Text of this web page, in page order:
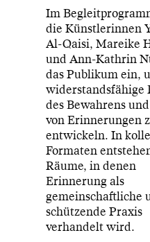
Im
die Künstlerinnen
Al-Qaisi, Mareike
und Ann-Kathrin
das Publikum ein,
widerstandsfähige
des Bewahrens
von Erinnerungen
entwickeln. In
Formaten
Räume, in denen
Erinnerung als
gemeinschaftliche
schützende Praxis
verhandelt wird.